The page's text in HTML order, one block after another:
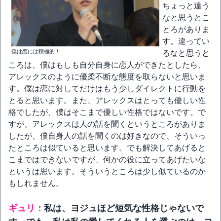
僕は恋には積極的！
ちょっと違う
なと思うとこ
とろがありま
す。違ってい
るなと思うと
ころは、僕はもしも自分自身に恋人ができたとしたら、
アレックスのように優柔不断な態度を取らないと思いま
す。僕は恋に対してだけはもう少しダイレクトに行動を
とると思います。また、アレックスはとっても優しい性
格でしたが、僕はそこまで優しい性格ではないです。で
すが、アレックスは人の話を聞くというところがありま
したが、僕自身人の話を聞くのは好きなので、そういっ
たところは似ていると思います。でも解決してあげると
こまではできないですが、何かの役に立ってあげたいな
というは思います。そういうところは少し似ているのか
もしれません。
ギュリ： 私は、ヨジュほど短気な性格じゃないで